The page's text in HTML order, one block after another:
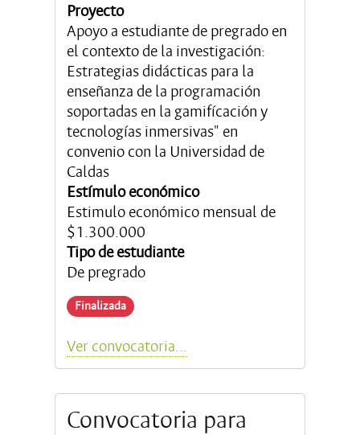
Proyecto
Apoyo a estudiante de pregrado en
el contexto de la investigación:
Estrategias didácticas para la
enseñanza de la programación
soportadas en la gamifícación y
tecnologías inmersivas" en
convenio con la Universidad de
Caldas
Estímulo económico
Estimulo económico mensual de
$1.300.000
Tipo de estudiante
De pregrado
Finalizada
Ver convocatoria...
Convocatoria para